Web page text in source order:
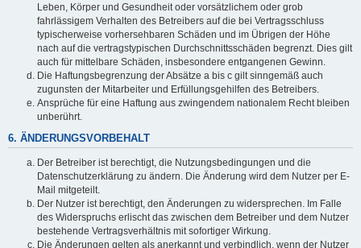
Leben, Körper und Gesundheit oder vorsätzlichem oder grob
fahrlässigem Verhalten des Betreibers auf die bei Vertragsschluss
typischerweise vorhersehbaren Schäden und im Übrigen der Höhe
nach auf die vertragstypischen Durchschnittsschäden begrenzt. Dies gilt
auch für mittelbare Schäden, insbesondere entgangenen Gewinn.
Die Haftungsbegrenzung der Absätze a bis c gilt sinngemäß auch
zugunsten der Mitarbeiter und Erfüllungsgehilfen des Betreibers.
Ansprüche für eine Haftung aus zwingendem nationalem Recht bleiben
unberührt.
6. ÄNDERUNGSVORBEHALT
Der Betreiber ist berechtigt, die Nutzungsbedingungen und die
Datenschutzerklärung zu ändern. Die Änderung wird dem Nutzer per E-
Mail mitgeteilt.
Der Nutzer ist berechtigt, den Änderungen zu widersprechen. Im Falle
des Widerspruchs erlischt das zwischen dem Betreiber und dem Nutzer
bestehende Vertragsverhältnis mit sofortiger Wirkung.
Die Änderungen gelten als anerkannt und verbindlich, wenn der Nutzer